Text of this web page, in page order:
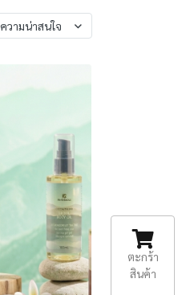
ความน่าสนใจ
ตะกร้า
สินค้า